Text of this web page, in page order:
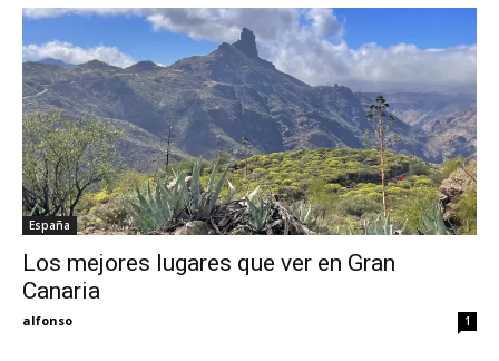
Thru
My
España
Los mejores lugares que ver en Gran
Canaria
alfonso 1